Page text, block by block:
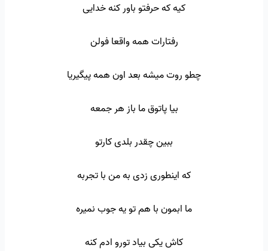
کیه که حرفتو باور کنه خدایی
رفتارات همه واقعا فولن
چطو روت میشه بعد اون همه پیگیریا
بیا پاتوق ما باز هر جمعه
ببین چقدر بلدی کارتو
که اینطوری زدی به من با تجربه
ما ابمون با هم تو یه جوب نمیره
کاش یکی بیاد تورو ادم کنه